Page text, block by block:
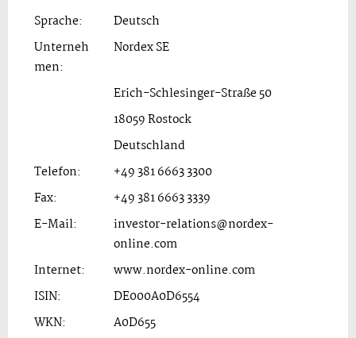
Sprache:
Deutsch
Unterneh
men:
Nordex SE
Erich-Schlesinger-Straße 50
18059 Rostock
Deutschland
Telefon:
+49 381 6663 3300
Fax:
+49 381 6663 3339
E-Mail:
investor-relations@nordex-
online.com
Internet:
www.nordex-online.com
ISIN:
DE000A0D6554
WKN:
A0D655